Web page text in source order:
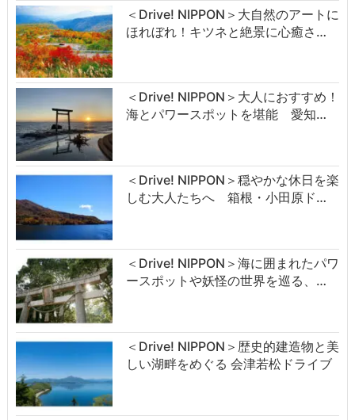
＜Drive! NIPPON＞大自然のアートに
ほれぼれ！キツネと絶景に心癒さ…
＜Drive! NIPPON＞大人におすすめ！
海とパワースポットを堪能 愛知…
＜Drive! NIPPON＞穏やかな休日を楽
しむ大人たちへ 箱根・小田原ド…
＜Drive! NIPPON＞海に囲まれたパワ
ースポットや妖怪の世界を巡る、…
＜Drive! NIPPON＞歴史的建造物と美
しい湖畔をめぐる 会津若松ドライブ